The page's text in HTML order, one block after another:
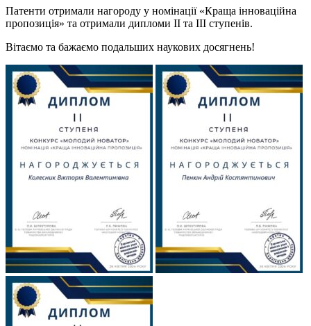
Патенти отримали нагороду у номінації «Краща інноваційна
пропозиція» та отримали дипломи ІІ та ІІІ ступенів.
Вітаємо та бажаємо подальших наукових досягнень!